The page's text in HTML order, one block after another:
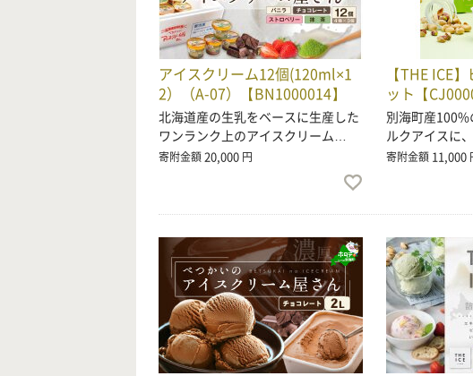
アイスクリーム12個(120ml×1
2）（A-07）【BN1000014】
北海道産の生乳をベースに生産した
ワンランク上のアイスクリーム…
寄附金額20,000 円
【THE ICE
ット【
別海町産
ルクアイスに
寄附金額 11,000